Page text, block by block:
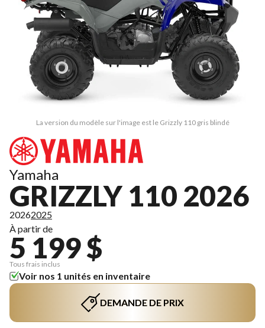
La version du modèle sur l'image est le Grizzly 110 gris blindé
Yamaha
GRIZZLY 110 2026
20262025
À partir de
5 199 $
Tous frais inclus
Voir nos 1 unités en inventaire
DEMANDE DE PRIX